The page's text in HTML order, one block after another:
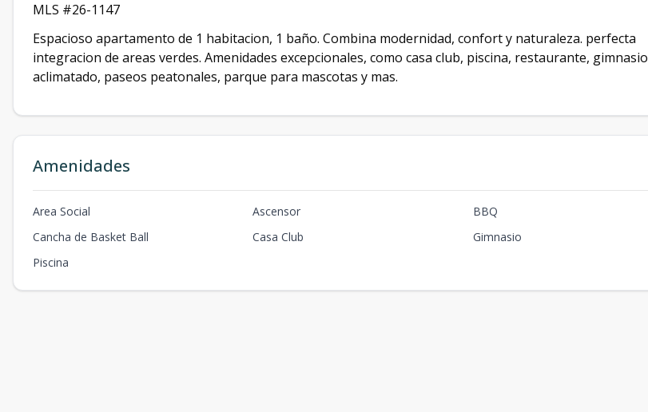
MLS #26-1147
Espacioso apartamento de 1 habitacion, 1 baño. Combina modernidad, confort y naturaleza. perfecta
integracion de areas verdes. Amenidades excepcionales, como casa club, piscina, restaurante, gimnasio
aclimatado, paseos peatonales, parque para mascotas y mas.
Amenidades
Area Social Ascensor
BBQ
Cancha de Basket Ball
Casa Club
Gimnasio
Piscina